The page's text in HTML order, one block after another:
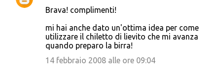
Brava! complimenti!
mi hai anche dato un'ottima idea per come
utilizzare il chiletto di lievito che mi avanza
quando preparo la birra!
14 febbraio 2008 alle ore 09:04